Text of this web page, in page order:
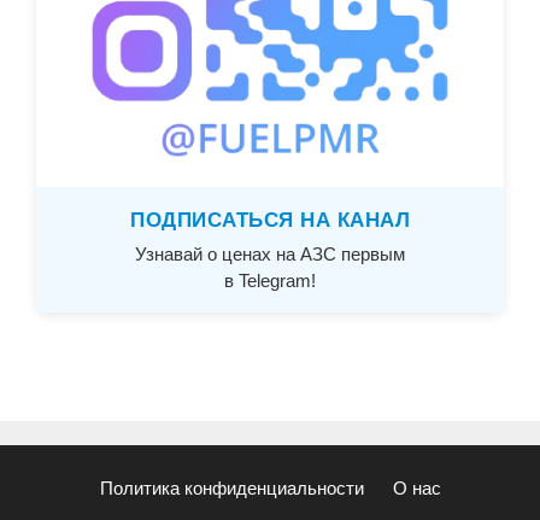
ПОДПИСАТЬСЯ НА КАНАЛ
Узнавай о ценах на АЗС первым
в Telegram!
Политика конфиденциальности О нас